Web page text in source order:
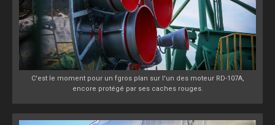
C'est le moment pour un fgros plan sur l'un des moteur RD-107A,
encore protégé par ses caches rouges.